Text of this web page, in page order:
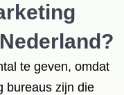
te geven, omdat
bureaus zijn die